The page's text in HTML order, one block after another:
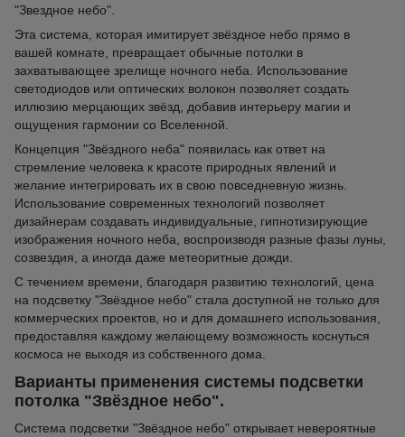
"Звездное небо".
Эта система, которая имитирует звёздное небо прямо в
вашей комнате, превращает обычные потолки в
захватывающее зрелище ночного неба. Использование
светодиодов или оптических волокон позволяет создать
иллюзию мерцающих звёзд, добавив интерьеру магии и
ощущения гармонии со Вселенной.
Концепция "Звёздного неба" появилась как ответ на
стремление человека к красоте природных явлений и
желание интегрировать их в свою повседневную жизнь.
Использование современных технологий позволяет
дизайнерам создавать индивидуальные, гипнотизирующие
изображения ночного неба, воспроизводя разные фазы луны,
созвездия, а иногда даже метеоритные дожди.
С течением времени, благодаря развитию технологий, цена
на подсветку "Звёздное небо" стала доступной не только для
коммерческих проектов, но и для домашнего использования,
предоставляя каждому желающему возможность коснуться
космоса не выходя из собственного дома.
Варианты применения системы подсветки
потолка "Звёздное небо".
Система подсветки "Звёздное небо" открывает невероятные